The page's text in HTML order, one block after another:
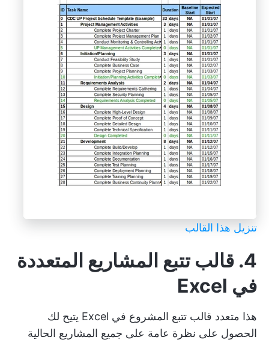
تنزيل هذا القالب
4. قالب تتبع المشاريع المتعددة
في Excel
هذا متعدد قالب تتبع المشروع
في Excel يتيح لك
الحصول على نظرة عامة على جميع المشاريع الحالية